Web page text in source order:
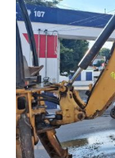
Trámites
Servicios
Licitaciones
Transparencia